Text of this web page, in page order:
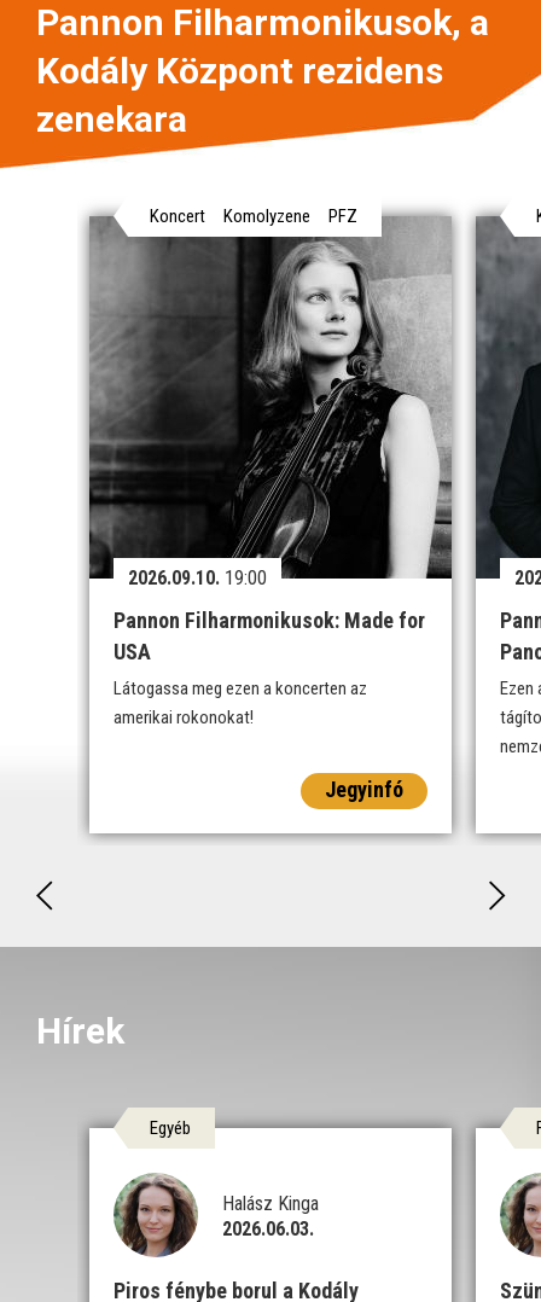
Pannon Filharmonikusok, a
Kodály Központ rezidens
zenekara
Koncert Komolyzene PFZ
2026.09.10. 19:00
Pannon Filharmonikusok: Made for
USA
Látogassa meg ezen a koncerten az
amerikai rokonokat!
Jegyinfó
Ezen
Hírek
Egyéb
Halász Kinga
2026.06.03.
Piros fénybe borul a Kodály